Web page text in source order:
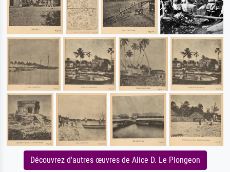
Découvrez d'autres œuvres de Alice D. Le Plongeon